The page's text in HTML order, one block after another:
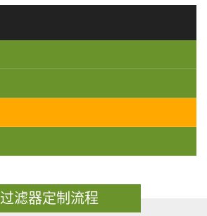
过滤器定制流程